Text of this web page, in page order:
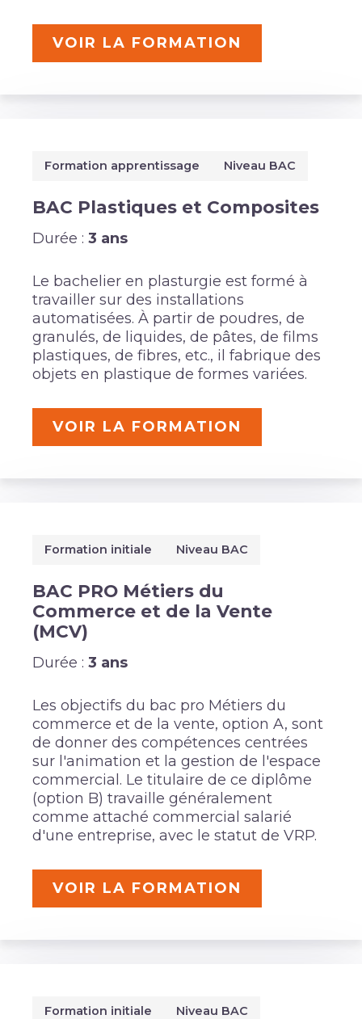
VOIR LA FORMATION
Formation apprentissage Niveau BAC
BAC Plastiques et Composites
Durée : 3 ans
Le bachelier en plasturgie est formé à
travailler sur des installations
automatisées. À partir de poudres, de
granulés, de liquides, de pâtes, de films
plastiques, de fibres, etc., il fabrique des
objets en plastique de formes variées.
VOIR LA FORMATION
Formation initiale Niveau BAC
BAC PRO Métiers du
Commerce et de la Vente
(MCV)
Durée : 3 ans
Les objectifs du bac pro Métiers du
commerce et de la vente, option A, sont
de donner des compétences centrées
sur l'animation et la gestion de l'espace
commercial. Le titulaire de ce diplôme
(option B) travaille généralement
comme attaché commercial salarié
d'une entreprise, avec le statut de VRP.
VOIR LA FORMATION
Formation initiale Niveau BAC